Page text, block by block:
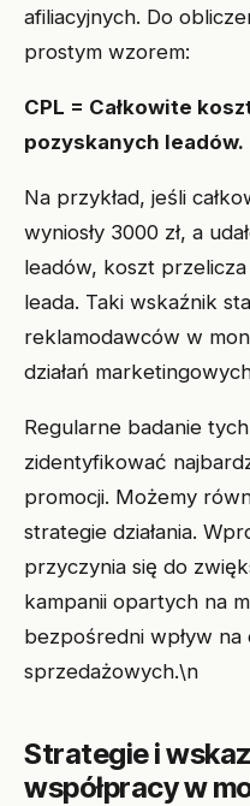
afiliacyjnych. Do
prostym wzorem:
CPL = Całkowite
pozyskanych leadów.
Na przykład, jeśli
wyniosły 3000 zł, a
leadów, koszt przelicza
leada. Taki wskaźnik
reklamodawców w
działań
Regularne badanie
zidentyfikować
promocji. Możemy
strategie działania.
przyczynia się do
kampanii opartych na
bezpośredni wpływ
sprzedażowych.\n
Strategie i
współpracy w